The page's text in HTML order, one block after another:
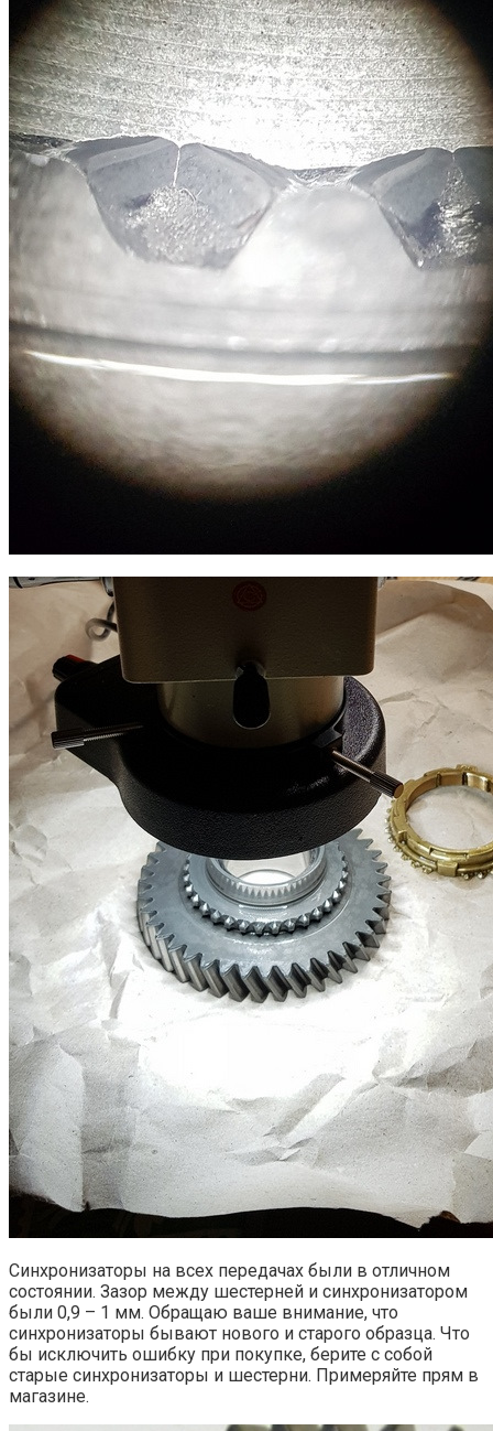
Синхронизаторы на всех передачах были в отличном
состоянии. Зазор между шестерней и синхронизатором
были 0,9 – 1 мм. Обращаю ваше внимание, что
синхронизаторы бывают нового и старого образца. Что
бы исключить ошибку при покупке, берите с собой
старые синхронизаторы и шестерни. Примеряйте прям в
магазине.